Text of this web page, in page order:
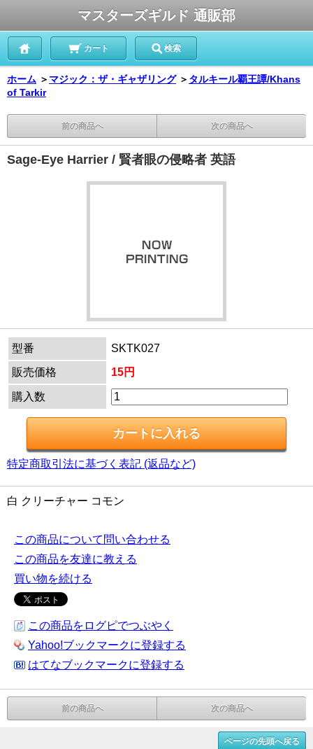
マスターズギルド 通販部
カート 検索
ホーム ＞ マジック：ザ・ギャザリング ＞ タルキール覇王譚/Khans
of Tarkir
前の商品へ 次の商品へ
Sage-Eye Harrier / 賢者眼の侵略者 英語
型番
SKTK027
販売価格
15円
購入数
特定商取引法に基づく表記 (返品など)
白 クリーチャー コモン
この商品について問い合わせる
この商品を友達に教える
買い物を続ける
この商品をログピでつぶやく
Yahoo!ブックマークに登録する
はてなブックマークに登録する
前の商品へ 次の商品へ
ページの先頭へ戻る